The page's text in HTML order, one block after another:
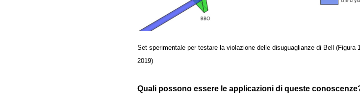
Set sperimentale per testare la violazione delle disuguaglianze di Bell (Figura
2019)
Quali possono essere le applicazioni di queste